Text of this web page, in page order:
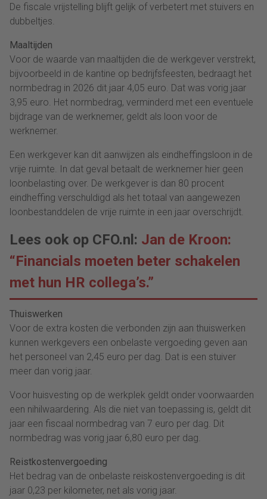
De fiscale vrijstelling blijft gelijk of verbetert met stuivers en
dubbeltjes.
Maaltijden
Voor de waarde van maaltijden die de werkgever verstrekt,
bijvoorbeeld in de kantine op bedrijfsfeesten, bedraagt het
normbedrag in 2026 dit jaar 4,05 euro. Dat was vorig jaar
3,95 euro. Het normbedrag, verminderd met een eventuele
bijdrage van de werknemer, geldt als loon voor de
werknemer.
Een werkgever kan dit aanwijzen als eindheffingsloon in de
vrije ruimte. In dat geval betaalt de werknemer hier geen
loonbelasting over. De werkgever is dan 80 procent
eindheffing verschuldigd als het totaal van aangewezen
loonbestanddelen de vrije ruimte in een jaar overschrijdt.
Lees ook op CFO.nl: Jan de Kroon:
“Financials moeten beter schakelen
met hun HR collega’s.”
Thuiswerken
Voor de extra kosten die verbonden zijn aan thuiswerken
kunnen werkgevers een onbelaste vergoeding geven aan
het personeel van 2,45 euro per dag. Dat is een stuiver
meer dan vorig jaar.
Voor huisvesting op de werkplek geldt onder voorwaarden
een nihilwaardering. Als die niet van toepassing is, geldt dit
jaar een fiscaal normbedrag van 7 euro per dag. Dit
normbedrag was vorig jaar 6,80 euro per dag.
Reistkostenvergoeding
Het bedrag van de onbelaste reiskostenvergoeding is dit
jaar 0,23 per kilometer, net als vorig jaar.